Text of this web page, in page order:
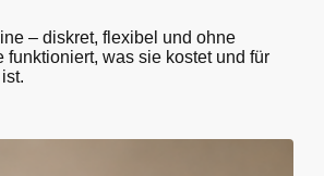
– diskret, flexibel und ohne
funktioniert, was sie kostet und für